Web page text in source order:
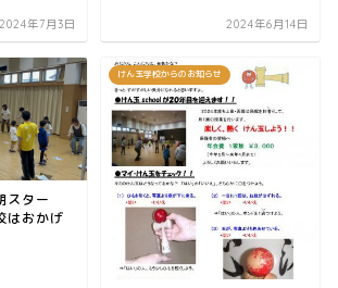
2024年7月3日 2024年6月14日
スター
おかげ
けん玉学校からのお知らせ